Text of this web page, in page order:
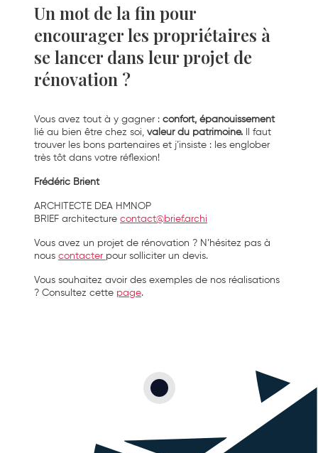
Un mot de la fin pour
encourager les propriétaires à
se lancer dans leur projet de
rénovation ?
Vous avez tout à y gagner : confort, épanouissement
lié au bien être chez soi, valeur du patrimoine. Il faut
trouver les bons partenaires et j’insiste : les englober
très tôt dans votre réflexion!
Frédéric Brient
ARCHITECTE DEA HMNOP
BRIEF architecture contact@brief.archi
Vous avez un projet de rénovation ? N’hésitez pas à
nous contacter pour solliciter un devis.
Vous souhaitez avoir des exemples de nos réalisations
? Consultez cette page.